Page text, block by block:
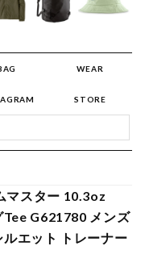
WEAR
STORE
マスター 10.3oz
G621780 メンズ
エット トレーナー